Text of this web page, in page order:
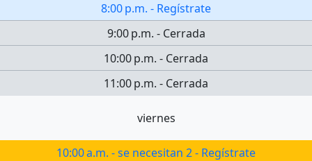
8:00 p.m. - Regístrate
9:00 p.m. - Cerrada
10:00 p.m. - Cerrada
11:00 p.m. - Cerrada
viernes
10:00 a.m. -se necesitan 2- Regístrate